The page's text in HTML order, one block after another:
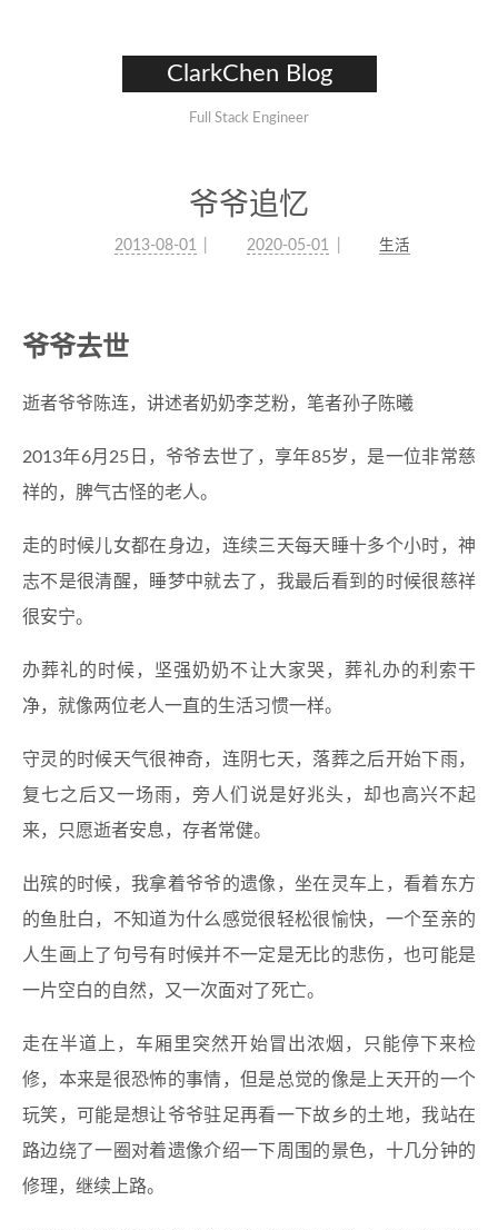
ClarkChen Blog
Full Stack Engineer
爷爷追忆
2013-08-01 2020-05-01 生活
爷爷去世
逝者爷爷陈连，讲述者奶奶李芝粉，笔者孙子陈曦
2013年6月25日，爷爷去世了，享年85岁，是一位非常慈
祥的，脾气古怪的老人。
走的时候儿女都在身边，连续三天每天睡十多个小时，神
志不是很清醒，睡梦中就去了，我最后看到的时候很慈祥
很安宁。
办葬礼的时候，坚强奶奶不让大家哭，葬礼办的利索干
净，就像两位老人一直的生活习惯一样。
守灵的时候天气很神奇，连阴七天，落葬之后开始下雨，
复七之后又一场雨，旁人们说是好兆头，却也高兴不起
来，只愿逝者安息，存者常健。
出殡的时候，我拿着爷爷的遗像，坐在灵车上，看着东方
的鱼肚白，不知道为什么感觉很轻松很愉快，一个至亲的
人生画上了句号有时候并不一定是无比的悲伤，也可能是
一片空白的自然，又一次面对了死亡。
走在半道上，车厢里突然开始冒出浓烟，只能停下来检
修，本来是很恐怖的事情，但是总觉的像是上天开的一个
玩笑，可能是想让爷爷驻足再看一下故乡的土地，我站在
路边绕了一圈对着遗像介绍一下周围的景色，十几分钟的
修理，继续上路。